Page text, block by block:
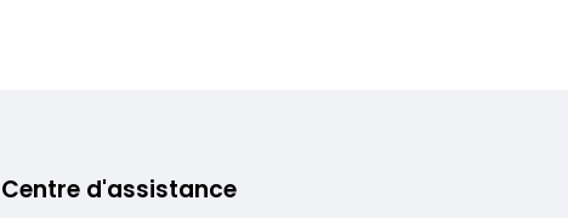
Centre d'assistance